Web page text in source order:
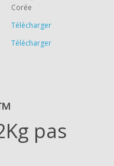
Corée
Télécharger
Télécharger
pas